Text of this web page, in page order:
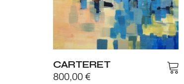
CARTERET
800,00 €